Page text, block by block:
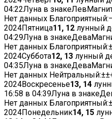
04:22Луна в
Нет данных Благоприятный:
2024Пятница11, 12 лунный
04:29Луна в
Нет данных Благоприятный:
2024Суббота12, 13 лунный
04:35Луна в
Нет данных Нейтральный:±±
2024Воскресенье13, 14
16:58 в 04:39Луна в
Нет данных Благоприятный:
2024Понедельник14, 15